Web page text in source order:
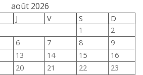
août 2026
J V S
D
1
2
6 7 8
9
13 14 15
16
20 21 22
23